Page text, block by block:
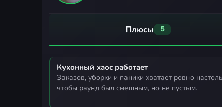
Плюсы 5
Кухонный хаос работает
заказов, уборки и паники хватает ровно настолько,
чтобы раунд был смешным, но не пустым.